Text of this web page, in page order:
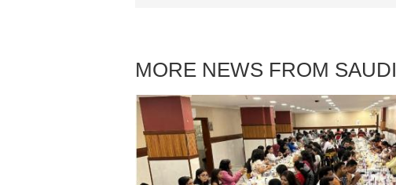
MORE NEWS FROM SAUDI